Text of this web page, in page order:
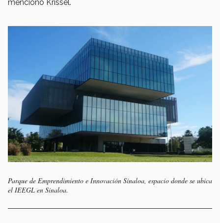
mencionó Krissel.
Parque de Emprendimiento e Innovación Sinaloa, espacio donde se ubica
el IEEGL en Sinaloa.